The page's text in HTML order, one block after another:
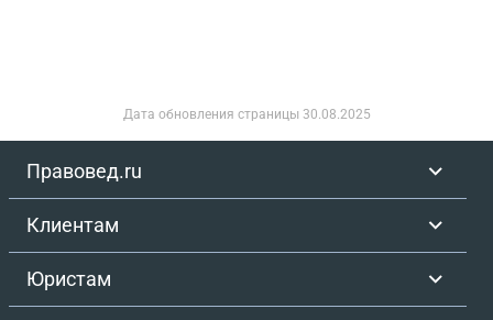
Дата обновления страницы 30.08.2025
Правовед.ru
Клиентам
Юристам